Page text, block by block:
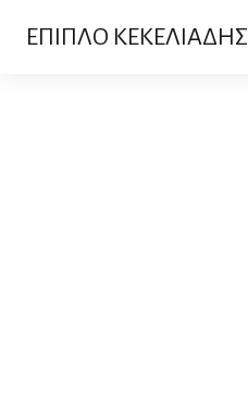
ΕΠΙΠΛΟ ΚΕΚΕΛΙΑΔΗΣ